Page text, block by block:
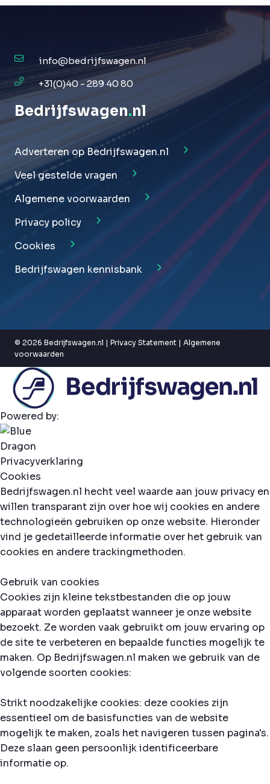
info@bedrijfswagen.nl
+31(0)40 - 289 40 80
Bedrijfswagen.nl
Adverteren op Bedrijfswagen.nl
Veel gestelde vragen
Algemene voorwaarden
Privacy policy
Cookies
Bedrijfswagen kennisbank
© 2026 Bedrijfswagen.nl | Privacy Statement | Algemene
voorwaarden
Powered by:
Privacyverklaring
Cookies
Bedrijfswagen.nl hecht veel waarde aan jouw privacy en
willen transparant zijn over hoe wij cookies en andere
technologieën gebruiken op onze website. Hieronder
vind je gedetailleerde informatie over het gebruik van
cookies en andere trackingmethoden.
Gebruik van cookies
Cookies zijn kleine tekstbestanden die op jouw
apparaat worden geplaatst wanneer je onze website
bezoekt. Ze worden vaak gebruikt om jouw ervaring op
de site te verbeteren en bepaalde functies mogelijk te
maken. Op Bedrijfswagen.nl maken we gebruik van de
volgende soorten cookies:
Strikt noodzakelijke cookies: deze cookies zijn
essentieel om de basisfuncties van de website
mogelijk te maken, zoals het navigeren tussen pagina's.
Deze slaan geen persoonlijk identificeerbare
informatie op.